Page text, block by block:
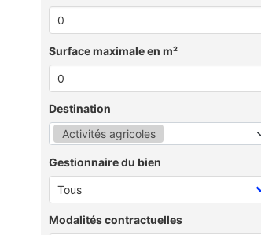
Surface maximale en m²
Destination
Activités agricoles
Gestionnaire du bien
Modalités contractuelles